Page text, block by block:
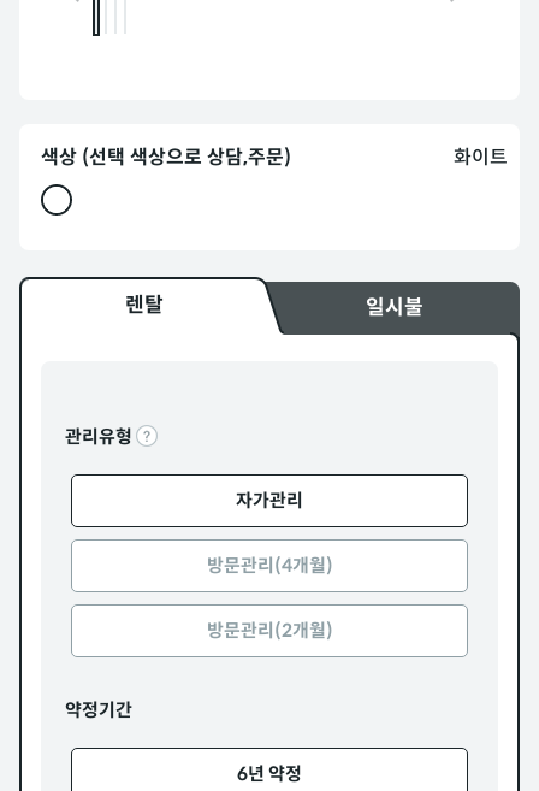
색상 (선택 색상으로 상담,주문) 화이트
렌탈 일시불
관리유형
자가관리
방문관리(4개월)
방문관리(2개월)
약정기간
6년 약정